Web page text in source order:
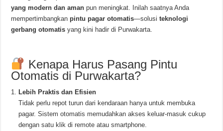
yang modern dan aman pun meningkat. Inilah saatnya Anda
mempertimbangkanpintu pagar otomatis—solusiteknologi
gerbang otomatis yang kini hadir di Purwakarta.
Kenapa Harus Pasang Pintu
Otomatis di Purwakarta?
Lebih Praktis dan Efisien
Tidak perlu repot turun dari kendaraan hanya untuk membuka
pagar. Sistem otomatis memudahkan akses keluar-masuk cukup
dengan satu klik di remote atau smartphone.